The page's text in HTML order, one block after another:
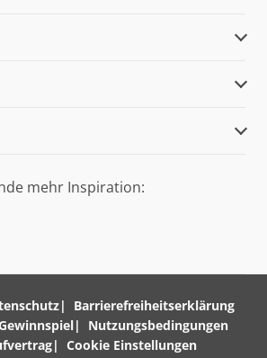
mehr Inspiration:
Barrierefreiheitserklärung
Nutzungsbedingungen
Cookie Einstellungen